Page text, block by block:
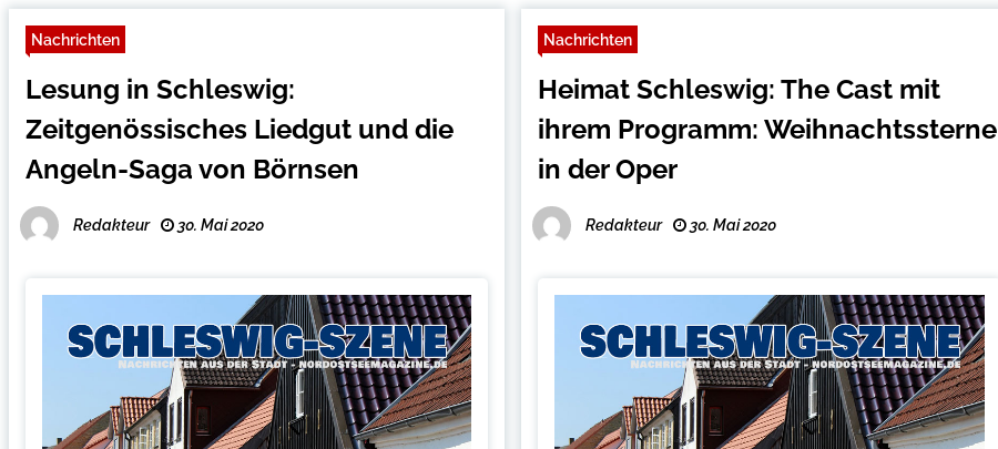
Nachrichten
Lesung in Schleswig:
Zeitgenössisches Liedgut und die
Angeln-Saga von Börnsen
Redakteur 30. Mai 2020
Nachrichten
Heimat Schleswig: The Cast mit
ihrem Programm: Weihnachtssterne
in der Oper
Redakteur 30. Mai 2020